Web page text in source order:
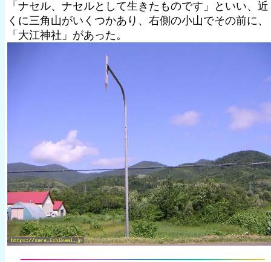
「ナセル、ナセルとして生きたものです」といい、近
くに三角山がいくつかあり、右側の小山でその前に、
「大江神社」があった。